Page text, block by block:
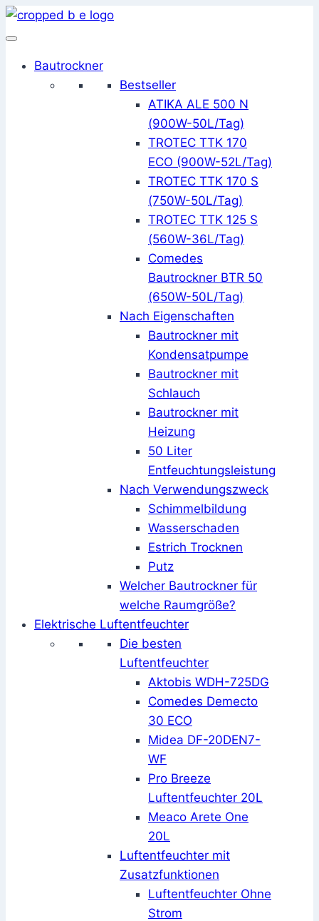
Zum
Inhalt
Bautrockner
Bestseller
ATIKA ALE 500 N
(900W-50L/Tag)
TROTEC TTK 170
ECO (900W-52L/Tag)
TROTEC TTK 170 S
(750W-50L/Tag)
TROTEC TTK 125 S
(560W-36L/Tag)
Comedes
Bautrockner BTR 50
(650W-50L/Tag)
Nach Eigenschaften
Bautrockner mit
Kondensatpumpe
Bautrockner mit
Schlauch
Bautrockner mit
Heizung
50 Liter
Entfeuchtungsleistung
Nach Verwendungszweck
Schimmelbildung
Wasserschaden
Estrich Trocknen
Putz
Welcher Bautrockner für
welche Raumgröße?
Elektrische Luftentfeuchter
Die besten
Luftentfeuchter
Aktobis WDH-725DG
Comedes Demecto
30 ECO
Midea DF-20DEN7-
WF
Pro Breeze
Luftentfeuchter 20L
Meaco Arete One
20L
Luftentfeuchter mit
Zusatzfunktionen
Luftentfeuchter Ohne
Strom